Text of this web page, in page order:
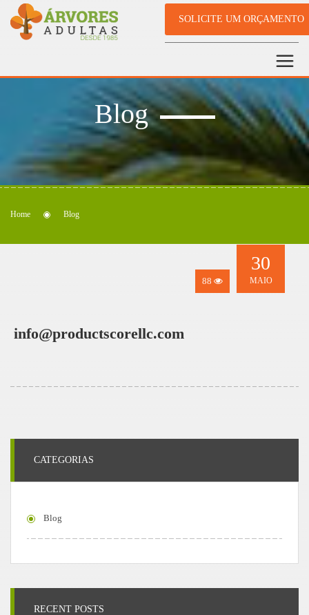
SOLICITE UM ORÇAMENTO
Blog
Home Blog
88
30
MAIO
info@productscorellc.com
CATEGORIAS
Blog
RECENT POSTS